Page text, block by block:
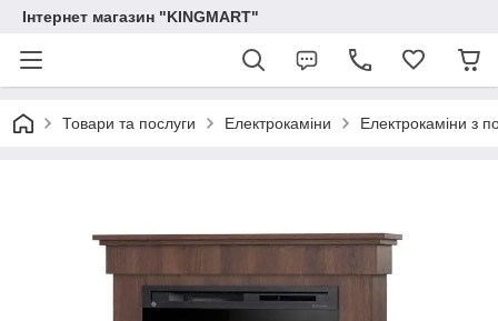
Інтернет магазин "KINGMART"
Товари та послуги Електрокаміни Електрокаміни з